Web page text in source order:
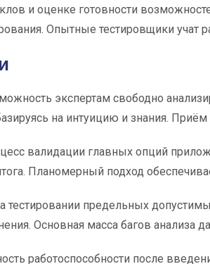
и оценке готовности
Опытные тестировщики
экспертам свободно
на интуицию и знания.
валидации главных опций
Планомерный подход
тестировании предельных
Основная масса багов анализа
работоспособности после